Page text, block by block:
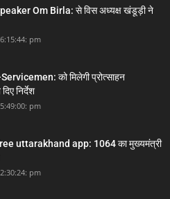
Om Birla: से विस अध्यक्ष खंडूड़ी ने
pm
को मिलेगी प्रोत्साहन
निर्देश
pm
uttarakhand app: 1064 का मुख्यमंत्री
pm